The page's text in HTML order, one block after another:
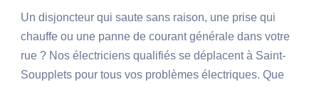
Un disjoncteur qui saute sans raison, une prise qui
chauffe ou une panne de courant générale dans votre
rue ? Nos électriciens qualifiés se déplacent à Saint-
Soupplets pour tous vos problèmes électriques. Que